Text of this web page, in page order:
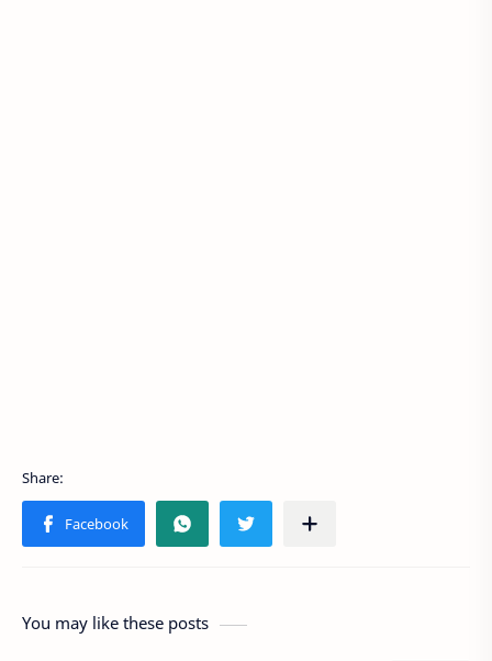
You may like these posts